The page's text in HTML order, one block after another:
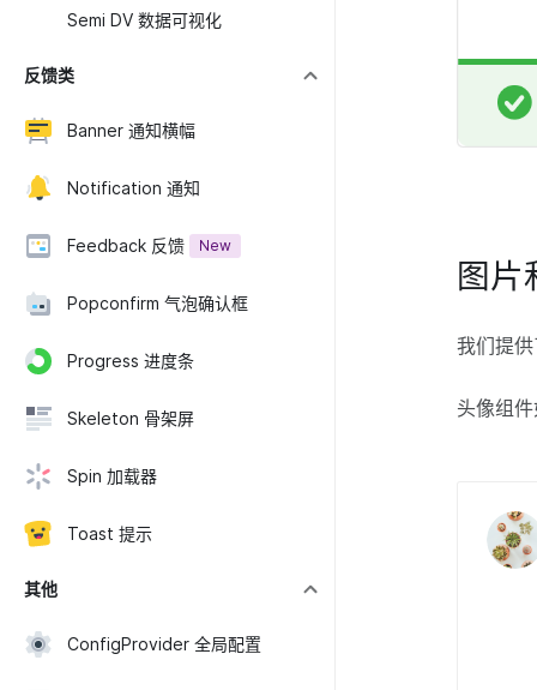
Semi DV 数据可视化
反馈类
Banner 通知横幅
Notification 通知
Feedback 反馈 New
Popconfirm 气泡确认框
Progress 进度条
Skeleton 骨架屏
Spin 加载器
Toast 提示
其他
ConfigProvider 全局配置
图片
我们提
头像组